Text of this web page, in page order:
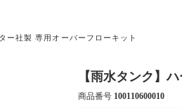
ー社製 専用オーバーフローキット
【雨水タンク】
商品番号 100110600010